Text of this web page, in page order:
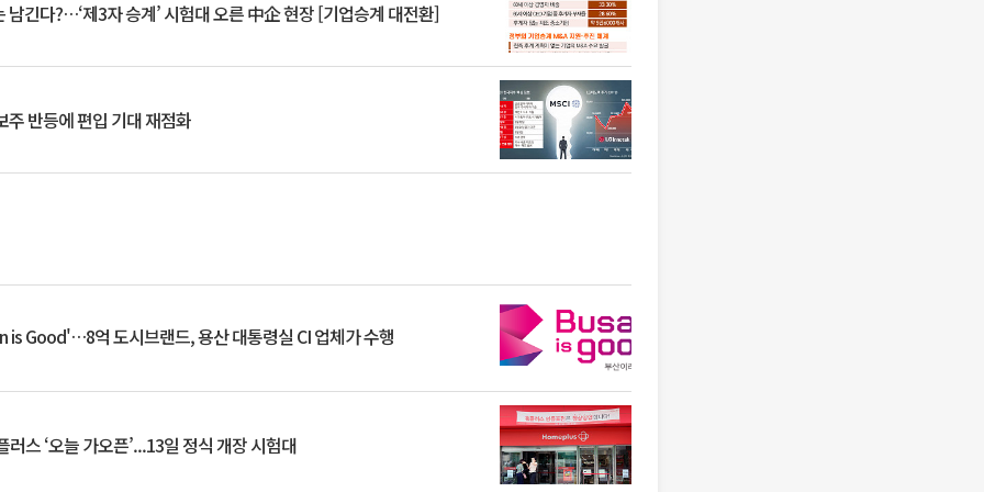
남긴다?…‘제3자 승계’ 시험대 오른 中企 현장 [기업승계 대전환]
반등에 편입 기대 재점화
is Good'…8억 도시브랜드, 용산 대통령실 CI 업체가 수행
스 ‘오늘 가오픈’...13일 정식 개장 시험대